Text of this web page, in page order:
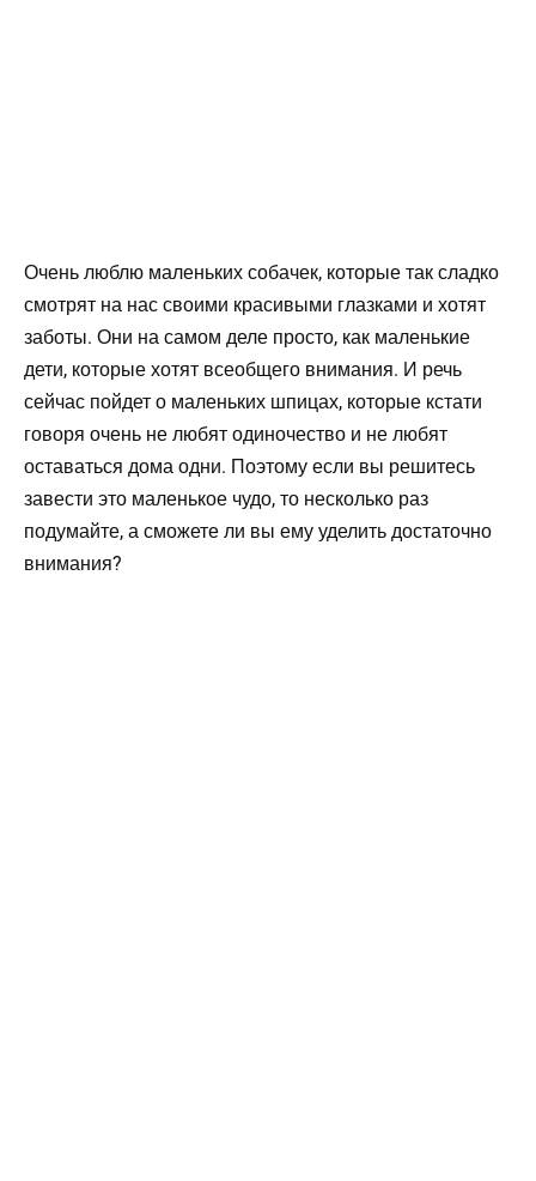
Очень люблю маленьких собачек, которые так сладко
смотрят на нас своими красивыми глазками и хотят
заботы. Они на самом деле просто, как маленькие
дети, которые хотят всеобщего внимания. И речь
сейчас пойдет о маленьких шпицах, которые кстати
говоря очень не любят одиночество и не любят
оставаться дома одни. Поэтому если вы решитесь
завести это маленькое чудо, то несколько раз
подумайте, а сможете ли вы ему уделить достаточно
внимания?